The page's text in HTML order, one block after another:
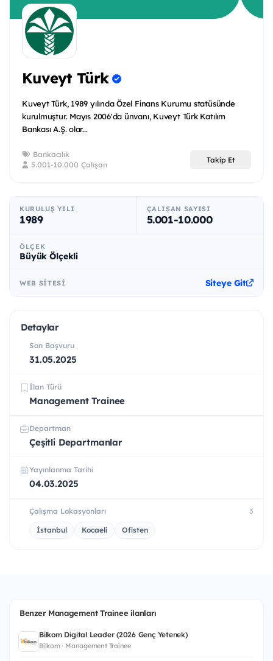
Kuveyt Türk
Kuveyt Türk, 1989 yılında Özel Finans Kurumu statüsünde
kurulmuştur. Mayıs 2006'da ünvanı, Kuveyt Türk Katılım
Bankası A.Ş. olar...
Bankacılık
5.001-10.000 Çalışan
Takip Et
KURULUŞ YILI
1989
ÇALIŞAN SAYISI
5.001-10.000
ÖLÇEK
Büyük Ölçekli
WEB SITESI Siteye Git
Detaylar
Son Başvuru
31.05.2025
İlan Türü
Management Trainee
Departman
Çeşitli Departmanlar
Yayınlanma Tarihi
04.03.2025
Çalışma Lokasyonları 3
İstanbul Kocaeli Ofisten
Benzer Management Trainee ilanları
Bilkom Digital Leader (2026 Genç Yetenek)
Bilkom · Management Trainee